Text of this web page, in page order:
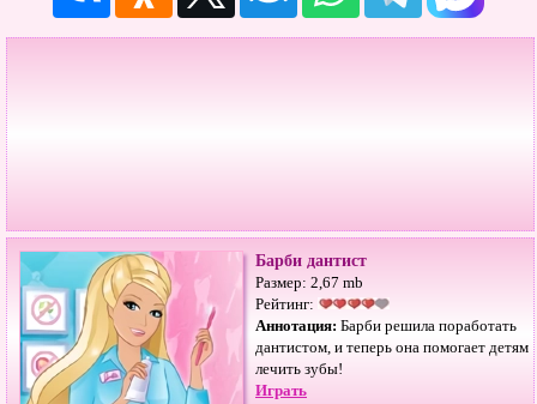
Барби дантист
Размер: 2,67 mb
Рейтинг:
Аннотация: Барби решила поработать
дантистом, и теперь она помогает детям
лечить зубы!
Играть